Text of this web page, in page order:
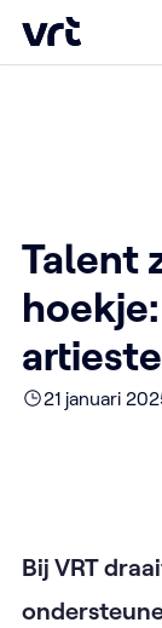
Ga naar de
VRT (home)
Home /
Talent
21 januari
Bij VRT